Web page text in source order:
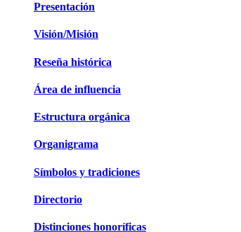
Presentación
Visión/Misión
Reseña histórica
Área de influencia
Estructura orgánica
Organigrama
Símbolos y tradiciones
Directorio
Distinciones honoríficas